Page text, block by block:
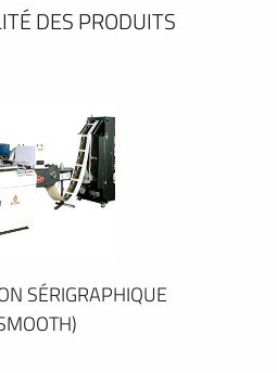
DES PRODUITS
SÉRIGRAPHIQUE